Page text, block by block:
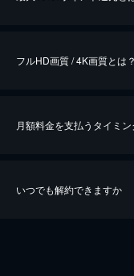
※40％ポイント還元の対象は、
iOSアプリのUコイン決済に
フルHD画質 / 4K画質とは？
月額料金を支払うタイミン
いつでも解約できますか